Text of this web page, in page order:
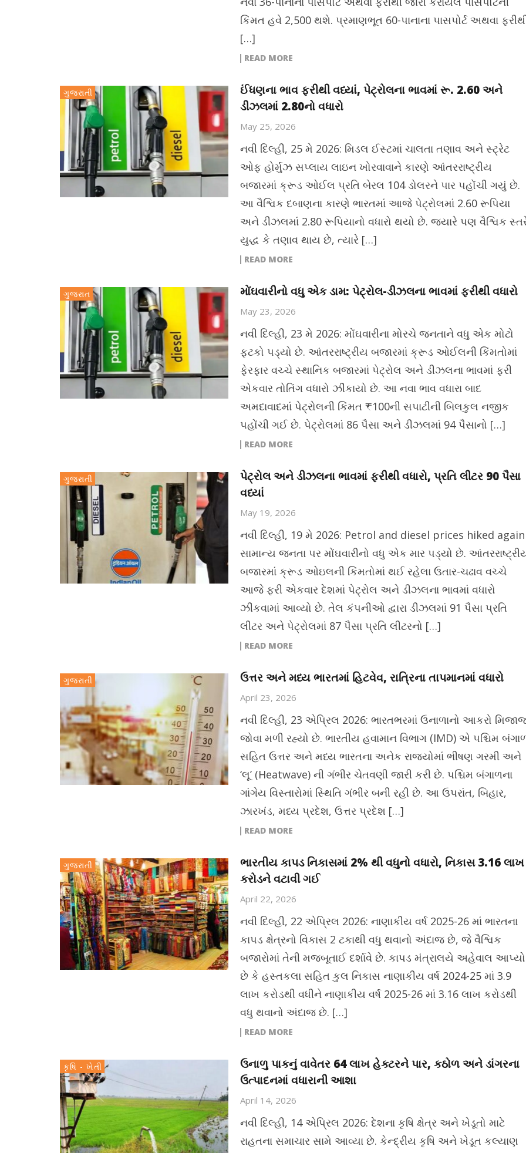
કિંમત હવે 2,500 થશે. પ્રમાણભૂત 60-પાનાના પાસપોર્ટ અથવા
[…]
READ MORE
ગુજરાતી
ઈંધણના ભાવ ફરીથી વધ્યાં, પેટ્રોલના ભાવમાં રૂ. 2.60 અને
ડીઝલમાં 2.80નો વધારો
May 25, 2026
નવી દિલ્હી, 25 મે 2026: મિડલ ઈસ્ટમાં ચાલતા તણાવ અને સ્ટ્રેટ
ઓફ હોર્મુઝ સપ્લાય લાઇન ખોરવાવાને કારણે આંતરરાષ્ટ્રીય
બજારમાં ક્રૂડ ઓઈલ પ્રતિ બેરલ 104 ડોલરને પાર પહોંચી ગયું છે.
આ વૈશ્વિક દબાણના કારણે ભારતમાં આજે પેટ્રોલમાં 2.60 રૂપિયા
અને ડીઝલમાં 2.80 રૂપિયાનો વધારો થયો છે. જ્યારે પણ વૈશ્વિક
યુદ્ધ કે તણાવ થાય છે, ત્યારે […]
READ MORE
ગુજરાત મોંઘવારીનો વધુ એક ડામ: પેટ્રોલ-ડીઝલના ભાવમાં ફરીથી વધારો
May 23, 2026
નવી દિલ્હી, 23 મે 2026: મોંઘવારીના મોરચે જનતાને વધુ એક મોટો
ફટકો પડ્યો છે. આંતરરાષ્ટ્રીય બજારમાં ક્રૂડ ઓઈલની કિંમતોમાં
ફેરફાર વચ્ચે સ્થાનિક બજારમાં પેટ્રોલ અને ડીઝલના ભાવમાં ફરી
એકવાર તોતિંગ વધારો ઝીંકાયો છે. આ નવા ભાવ વધારા બાદ
અમદાવાદમાં પેટ્રોલની કિંમત ₹100ની સપાટીની બિલકુલ નજીક
પહોંચી ગઈ છે. પેટ્રોલમાં 86 પૈસા અને ડીઝલમાં 94 પૈસાનો […]
READ MORE
ગુજરાતી
પેટ્રોલ અને ડીઝલના ભાવમાં ફરીથી વધારો, પ્રતિ લીટર 90 પૈસા
વધ્યાં
May 19, 2026
નવી દિલ્હી, 19 મે 2026: Petrol and diesel prices hiked again
સામાન્ય જનતા પર મોંઘવારીનો વધુ એક માર પડ્યો છે.
બજારમાં ક્રૂડ ઓઇલની કિંમતોમાં થઈ રહેલા ઉતાર-ચઢાવ વચ્ચે
આજે ફરી એકવાર દેશમાં પેટ્રોલ અને ડીઝલના ભાવમાં વધારો
ઝીંકવામાં આવ્યો છે. તેલ કંપનીઓ દ્વારા ડીઝલમાં 91 પૈસા પ્રતિ
લીટર અને પેટ્રોલમાં 87 પૈસા પ્રતિ લીટરનો […]
READ MORE
ગુજરાતી ઉત્તર અને મધ્ય ભારતમાં હિટવેવ, રાત્રિના તાપમાનમાં વધારો
April 23, 2026
નવી દિલ્હી, 23 એપ્રિલ 2026: ભારતભરમાં ઉનાળાનો આકરો
જોવા મળી રહ્યો છે. ભારતીય હવામાન વિભાગ (IMD) એ પશ્ચિમ
સહિત ઉત્તર અને મધ્ય ભારતના અનેક રાજ્યોમાં ભીષણ ગરમી અને
‘લૂ’ (Heatwave) ની ગંભીર ચેતવણી જારી કરી છે. પશ્ચિમ બંગાળના
ગાંગેય વિસ્તારોમાં સ્થિતિ ગંભીર બની રહી છે. આ ઉપરાંત, બિહાર,
ઝારખંડ, મધ્ય પ્રદેશ, ઉત્તર પ્રદેશ […]
READ MORE
ગુજરાતી
ભારતીય કાપડ નિકાસમાં 2% થી વધુનો વધારો, નિકાસ 3.16 લાખ
કરોડને વટાવી ગઈ
April 22, 2026
નવી દિલ્હી, 22 એપ્રિલ 2026: નાણાકીય વર્ષ 2025-26 માં ભારતના
કાપડ ક્ષેત્રનો વિકાસ 2 ટકાથી વધુ થવાનો અંદાજ છે, જે વૈશ્વિક
બજારોમાં તેની મજબૂતાઈ દર્શાવે છે. કાપડ મંત્રાલયે અહેવાલ આપ્યો
છે કે હસ્તકલા સહિત કુલ નિકાસ નાણાકીય વર્ષ 2024-25 માં 3.9
લાખ કરોડથી વધીને નાણાકીય વર્ષ 2025-26 માં 3.16 લાખ કરોડથી
વધુ થવાનો અંદાજ છે. […]
READ MORE
કૃષિ - ખેતી
ઉનાળુ પાકનું વાવેતર 64 લાખ હેક્ટરને પાર, કઠોળ અને ડાંગરના
ઉત્પાદનમાં વધારાની આશા
April 14, 2026
નવી દિલ્હી, 14 એપ્રિલ 2026: દેશના કૃષિ ક્ષેત્ર અને ખેડૂતો માટે
રાહતના સમાચાર સામે આવ્યા છે. કેન્દ્રીય કૃષિ અને ખેડૂત કલ્યાણ